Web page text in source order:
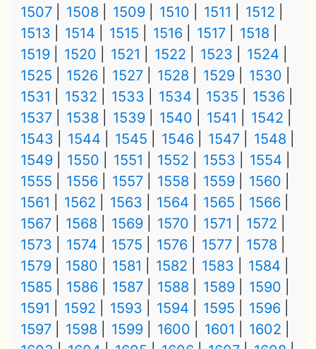
1507
1508 1509 1510 1511
1512
1513
1514 1515 1516 1517
1518
1519
1520 1521 1522 1523
1524
1525
1526 1527 1528 1529
1530
1531
1532 1533 1534 1535
1536
1537
1538 1539 1540 1541
1542
1543
1544 1545 1546 1547
1548
1549
1550 1551 1552 1553
1554
1555
1556 1557 1558 1559
1560
1561
1562 1563 1564 1565
1566
1567
1568 1569 1570 1571
1572
1573
1574 1575 1576 1577
1578
1579
1580 1581 1582 1583
1584
1585
1586 1587 1588 1589
1590
1591
1592 1593 1594 1595
1596
1597
1598 1599 1600 1601
1602